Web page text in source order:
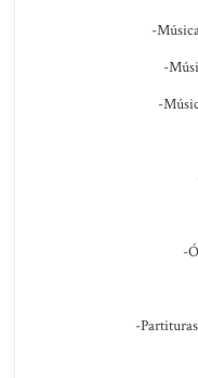
-
-
-
-
-